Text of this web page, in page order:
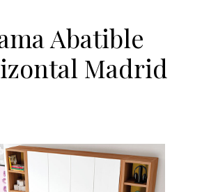
Abatible
Madrid